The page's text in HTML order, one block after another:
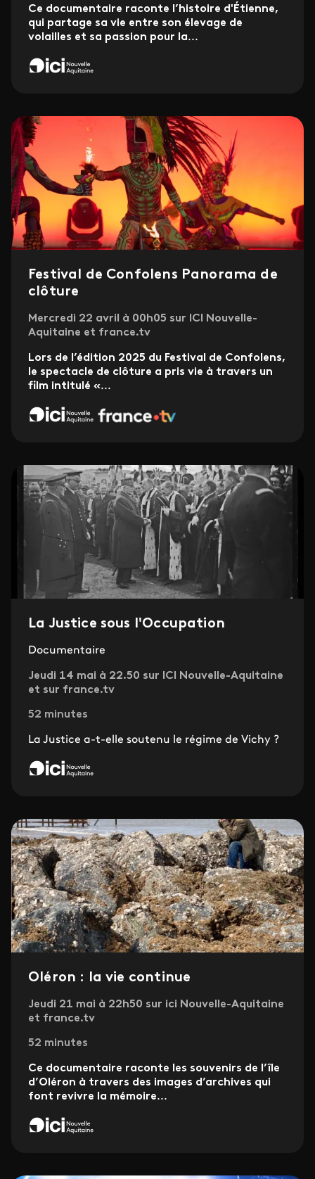
Ce documentaire raconte l’histoire d'Étienne,
qui partage sa vie entre son élevage de
volailles et sa passion pour la...
Festival de Confolens Panorama de
clôture
Mercredi 22 avril à 00h05 sur ICI Nouvelle-
Aquitaine et france.tv
Lors de l’édition 2025 du Festival de Confolens,
le spectacle de clôture a pris vie à travers un
film intitulé «...
La Justice sous l'Occupation
Documentaire
Jeudi 14 mai à 22.50 sur ICI Nouvelle-Aquitaine
et sur france.tv
52 minutes
La Justice a-t-elle soutenu le régime de Vichy ?
Oléron : la vie continue
Jeudi 21 mai à 22h50 sur ici Nouvelle-Aquitaine
et france.tv
52 minutes
Ce documentaire raconte les souvenirs de l’île
d’Oléron à travers des images d’archives qui
font revivre la mémoire...